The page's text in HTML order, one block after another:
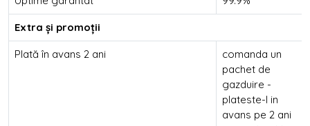
Extra și promoții
Plată în avans 2 ani
comanda un
pachet de
gazduire -
plateste-l in
avans pe 2 ani